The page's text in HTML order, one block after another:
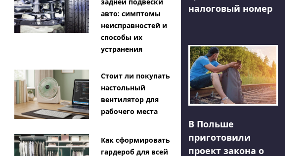
авто: симптомы
неисправностей и
способы их
устранения
Стоит ли покупать
настольный
вентилятор для
рабочего места
Как сформировать
гардероб для всей
налоговый номер
В Польше
приготовили
проект закона о